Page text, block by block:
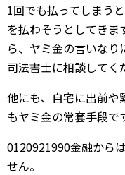
1回でも払ってしまう
を払わそうとしてきま
ら、ヤミ金の言いな
司法書士に相談してく
他にも、自宅に出前や
もヤミ金の常套手段で
0120921990金融から
せん。